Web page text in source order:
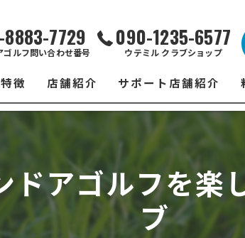
7729
ゴルフ問い合わせ番号
090-1235-6577
ウテミル クラブショップ
徴 店舗紹介
ウテミル 浦安駅前店
市原インドアゴルフ
ウテミルスクール高崎店
サポート店舗紹介
シミュレーションゴルフ
スズヨンゴルフクラブ
ドアゴルフを楽
ブ